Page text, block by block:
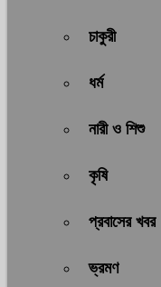
চাকুরী
ধর্ম
নারী ও শিশু
কৃষি
প্রবাসের খবর
ভ্রমণ